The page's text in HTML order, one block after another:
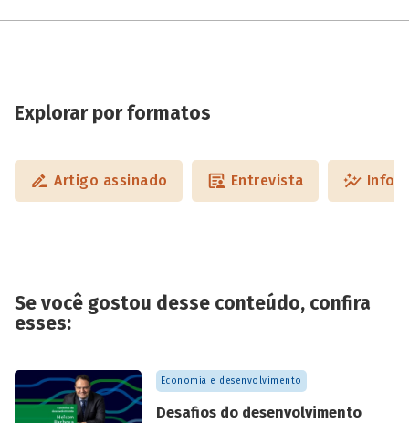
Explorar por formatos
Artigo assinado Entrevista
Se você gostou desse conteúdo, confira
esses:
Economia e desenvolvimento
Desafios do desenvolvimento